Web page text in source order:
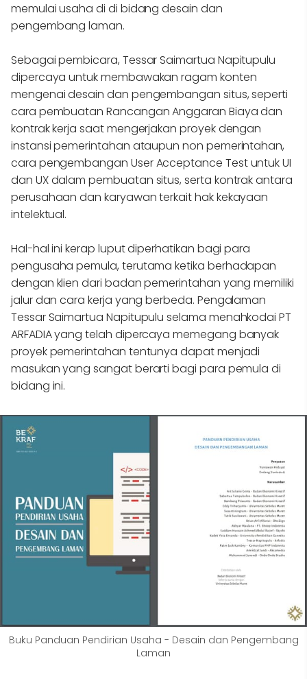
memulai usaha di di bidang desain dan
pengembang laman.
Sebagai pembicara, Tessar Saimartua Napitupulu
dipercaya untuk membawakan ragam konten
mengenai desain dan pengembangan situs, seperti
cara pembuatan Rancangan Anggaran Biaya dan
kontrak kerja saat mengerjakan proyek dengan
instansi pemerintahan ataupun non pemerintahan,
cara pengembangan User Acceptance Test untuk UI
dan UX dalam pembuatan situs, serta kontrak antara
perusahaan dan karyawan terkait hak kekayaan
intelektual.
Hal-hal ini kerap luput diperhatikan bagi para
pengusaha pemula, terutama ketika berhadapan
dengan klien dari badan pemerintahan yang memiliki
jalur dan cara kerja yang berbeda. Pengalaman
Tessar Saimartua Napitupulu selama menahkodai PT
ARFADIA yang telah dipercaya memegang banyak
proyek pemerintahan tentunya dapat menjadi
masukan yang sangat berarti bagi para pemula di
bidang ini.
Buku Panduan Pendirian Usaha - Desain dan Pengembang
Laman